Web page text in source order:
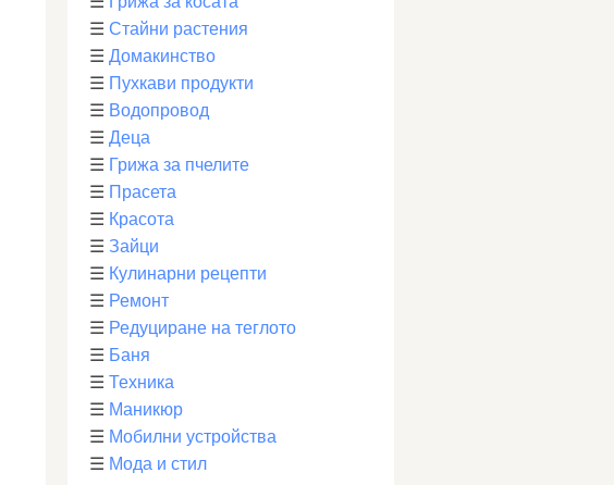
☰ Стайни растения
☰ Домакинство
☰ Пухкави продукти
☰ Водопровод
☰ Деца
☰ Грижа за пчелите
☰ Прасета
☰ Красота
☰ Зайци
☰ Кулинарни рецепти
☰ Ремонт
☰ Редуциране на теглото
☰ Баня
☰ Техника
☰ Маникюр
☰ Мобилни устройства
☰ Мода и стил